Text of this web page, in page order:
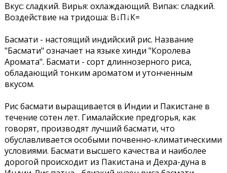
Вкус: сладкий. Вирья: охлаждающий. Випак: сладкий.
Воздействие на тридоша: В↓П↓К=
Басмати - настоящий индийский рис. Название
"Басмати" означает на языке хинди "Королева
Аромата". Басмати - сорт длиннозерного риса,
обладающий тонким ароматом и утонченным
вкусом.
Рис басмати выращивается в Индии и Пакистане в
течение сотен лет. Гималайские предгорья, как
говорят, производят лучший басмати, что
обуславливается особыми почвенно-климатическими
условиями. Басмати высшего качества и наиболее
дорогой происходит из Пакистана и Дехра-дуна в